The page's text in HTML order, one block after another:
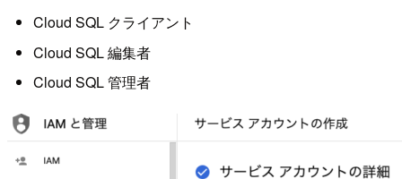
Cloud SQL クライアント
Cloud SQL 編集者
Cloud SQL 管理者